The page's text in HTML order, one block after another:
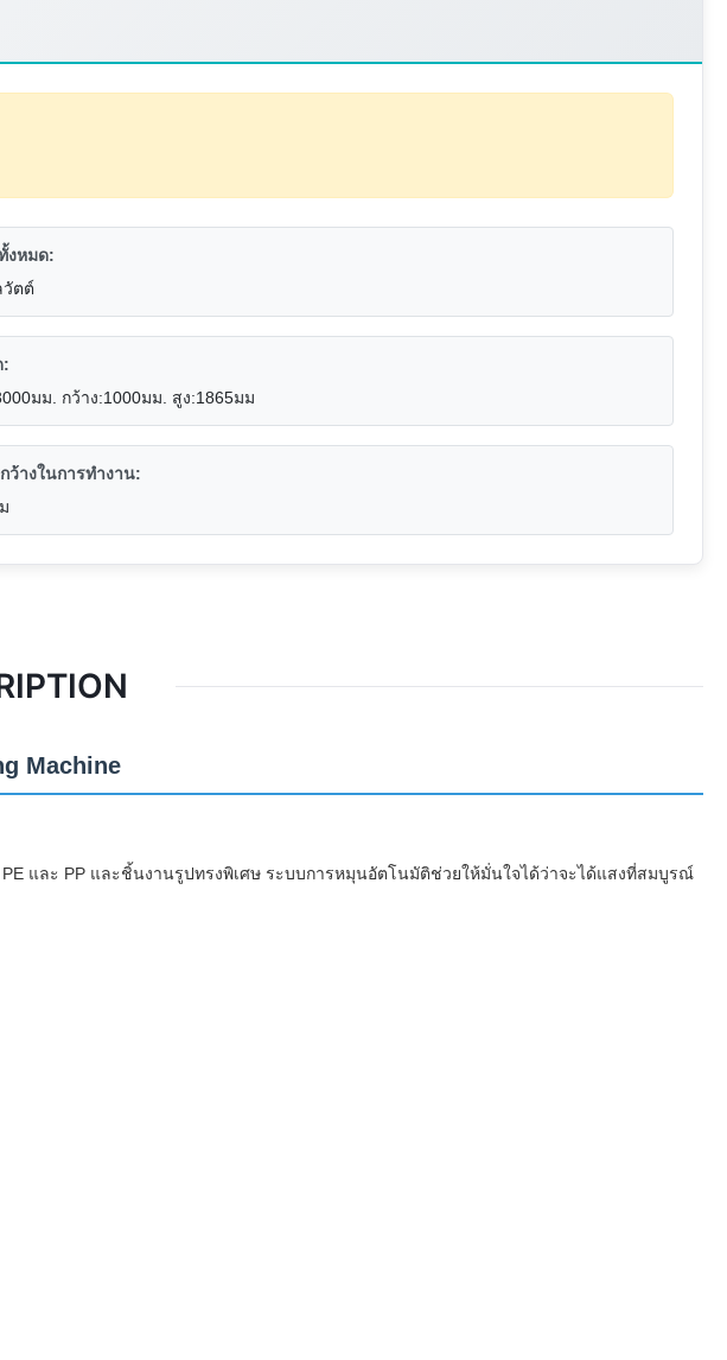
งหมด:
วัตต์
:
มม. กว้าง:1000มม. สูง:1865มม
ว้างในการทำงาน:
Machine
และ PP และชิ้นงานรูปทรงพิเศษ ระบบการหมุนอัตโนมัติช่วยให้มั่นใจได้ว่าจะได้แสงที่สมบูรณ์